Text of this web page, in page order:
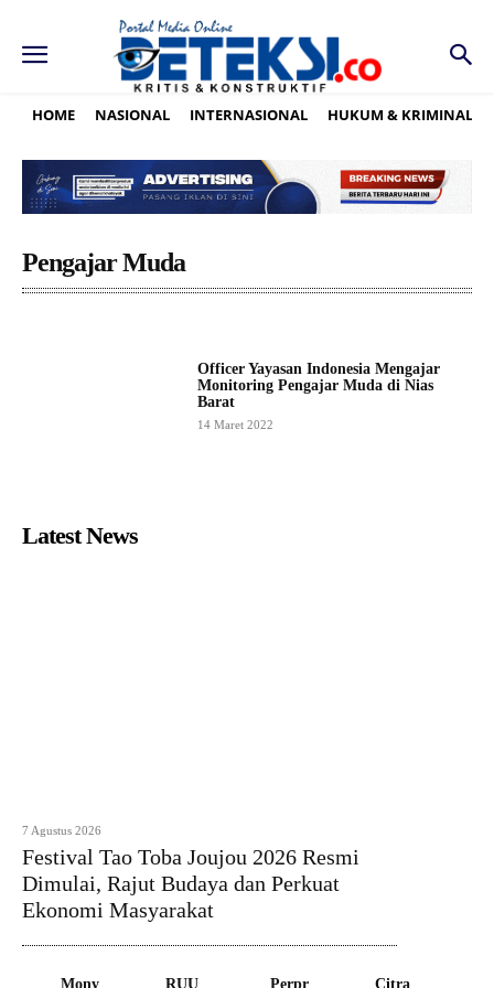
HOME NASIONAL INTERNASIONAL HUKUM & KRIMINAL
Pengajar Muda
Officer Yayasan Indonesia Mengajar
Monitoring Pengajar Muda di Nias
Barat
14 Maret 2022
Latest News
7 Agustus 2026
Festival Tao Toba Joujou 2026 Resmi
Dimulai, Rajut Budaya dan Perkuat
Ekonomi Masyarakat
Mony
RUU
Perpr
Citra